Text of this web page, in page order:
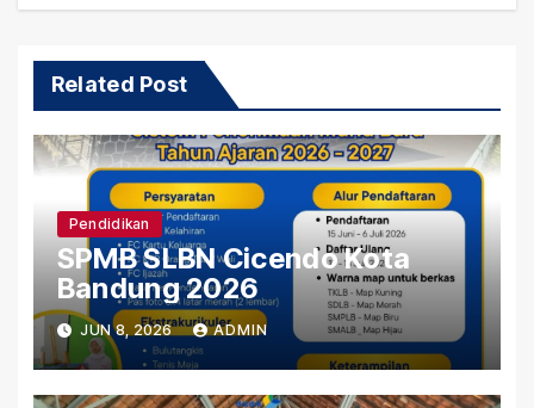
Related Post
Pendidikan
SPMB SLBN Cicendo Kota
Bandung 2026
JUN 8, 2026 ADMIN